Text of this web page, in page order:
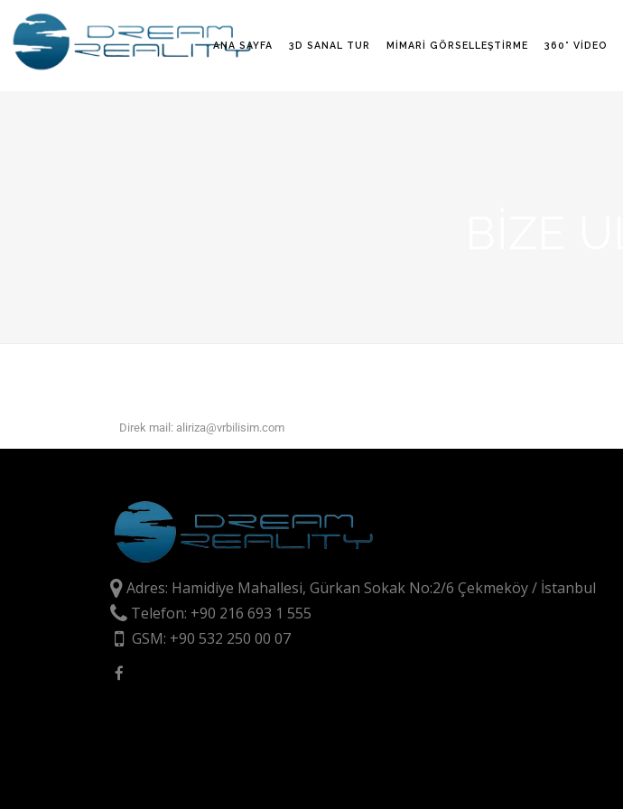
ANA SAYFA 3D SANAL TUR MIMARI GÖRSELLEŞTIRME 360° VIDEO
Direk mail: aliriza@vrbilisim.com
Adres: Hamidiye Mahallesi, Gürkan Sokak No:2/6 Çekmeköy / İstanbul
Telefon: +90 216 693 1 555
GSM: +90 532 250 00 07